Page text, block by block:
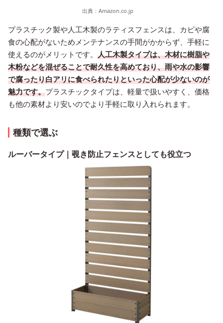
出典： Amazon.co.jp
プラスチック製や人工木製のラティスフェンスは、カビや腐
食の心配がないためメンテナンスの手間がかからず、手軽に
使えるのがメリットです。 人工木製タイプは、木材に樹脂や
木粉などを混ぜることで耐久性を高めており、雨や水の影響
で腐ったり白アリに食べられたりといった心配が少ないのが
魅力です。プラスチックタイプは、軽量で扱いやすく、価格
も他の素材より安いのでより手軽に取り入れられます。
種類で選ぶ
ルーバータイプ｜覗き防止フェンスとしても役立つ